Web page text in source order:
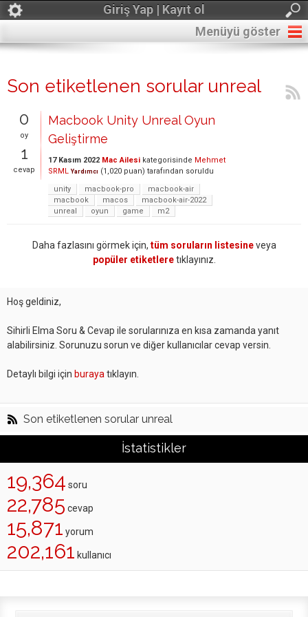
Giriş Yap | Kayıt ol
Menüyü göster
Son etiketlenen sorular unreal
0
oy
1
cevap
Macbook Unity Unreal Oyun
Geliştirme
17 Kasım 2022 Mac Ailesi kategorisinde Mehmet
SRML Yardımcı (1,020 puan) tarafından soruldu
unity
macbook-pro
macbook-air
macbook
macos
macbook-air-2022
unreal
oyun game m2
Daha fazlasını görmek için, tüm soruların listesineveya
popüler etiketleretıklayınız.
Hoş geldiniz,
Sihirli Elma Soru & Cevap ile sorularınıza en kısa zamanda yanıt
alabilirsiniz. Sorunuzu sorun ve diğer kullanıcılar cevap versin.
Detaylı bilgi için buraya tıklayın.
Son etiketlenen sorular unreal
İstatistikler
19,364 soru
22,785 cevap
15,871 yorum
202,161 kullanıcı